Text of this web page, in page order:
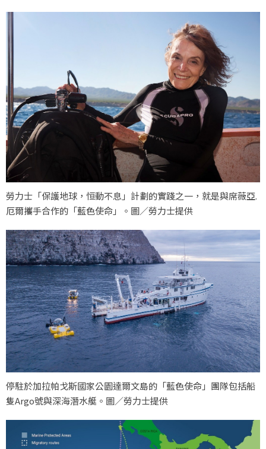
勞力士「保護地球，恒動不息」計劃的實踐之一，就是與席薇亞.
厄爾攜手合作的「藍色使命」。圖／勞力士提供
停駐於加拉帕戈斯國家公園達爾文島的「藍色使命」團隊包括船
隻Argo號與深海潛水艇。圖／勞力士提供